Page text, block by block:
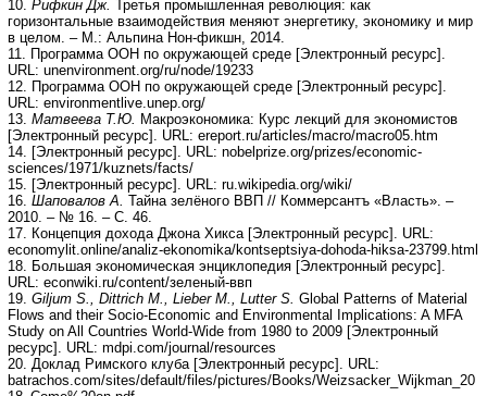
10. Рифкин Дж. Третья промышленная революция: как
горизонтальные взаимодействия меняют энергетику, экономику и мир
в целом. – М.: Альпина Нон-фикшн, 2014.
11. Программа ООН по окружающей среде [Электронный ресурс].
URL: unenvironment.org/ru/node/19233
12. Программа ООН по окружающей среде [Электронный ресурс].
URL: environmentlive.unep.org/
13. Матвеева Т.Ю.
Макроэкономика: Курс лекций для экономистов
[Электронный ресурс]. URL: ereport.ru/articles/macro/macro05.htm
14. [Электронный ресурс]. URL: nobelprize.org/prizes/economic-
sciences/1971/kuznets/facts/
15. [Электронный ресурс]. URL: ru.wikipedia.org/wiki/
16. Шаповалов А. Тайна зелёного ВВП // Коммерсантъ «Власть». –
2010. – № 16. – С. 46.
17. Концепция дохода Джона Хикса [Электронный ресурс]. URL:
economylit.online/analiz-ekonomika/kontseptsiya-dohoda-hiksa-23799.html
18. Большая экономическая энциклопедия [Электронный ресурс].
URL: econwiki.ru/content/зеленый-ввп
19. Giljum S., Dittrich M., Lieber M., Lutter S. Global Patterns of Material
Flows and their Socio-Economic and Environmental Implications: A MFA
Study on All Countries World-Wide from 1980 to 2009 [Электронный
ресурс]. URL: mdpi.com/journal/resources
20. Доклад Римского клуба [Электронный ресурс]. URL:
batrachos.com/sites/default/files/pictures/Books/Weizsacker_Wijkman_20